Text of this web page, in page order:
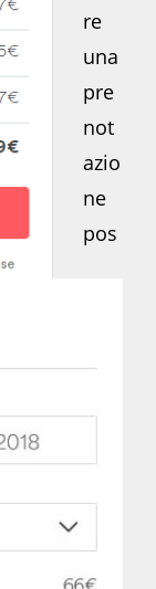
re
una
pre
not
azio
ne
pos